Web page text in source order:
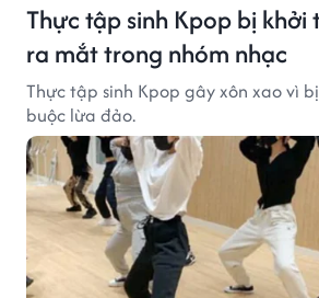
Thực tập sinh Kpop bị
ra mắt trong nhóm nhạc
Thực tập sinh Kpop gây xôn xao vì
buộc lừa đảo.